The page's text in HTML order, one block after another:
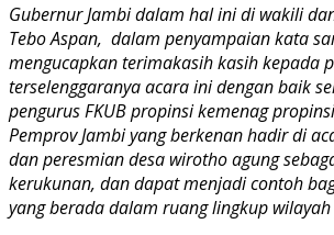
Gubernur Jambi dalam hal ini di wakili
Tebo Aspan, dalam penyampaian kata
mengucapkan terimakasih kasih kepada
terselenggaranya acara ini dengan baik
pengurus FKUB propinsi kemenag
Pemprov Jambi yang berkenan hadir di
dan peresmian desa wirotho agung
kerukunan, dan dapat menjadi contoh
yang berada dalam ruang lingkup